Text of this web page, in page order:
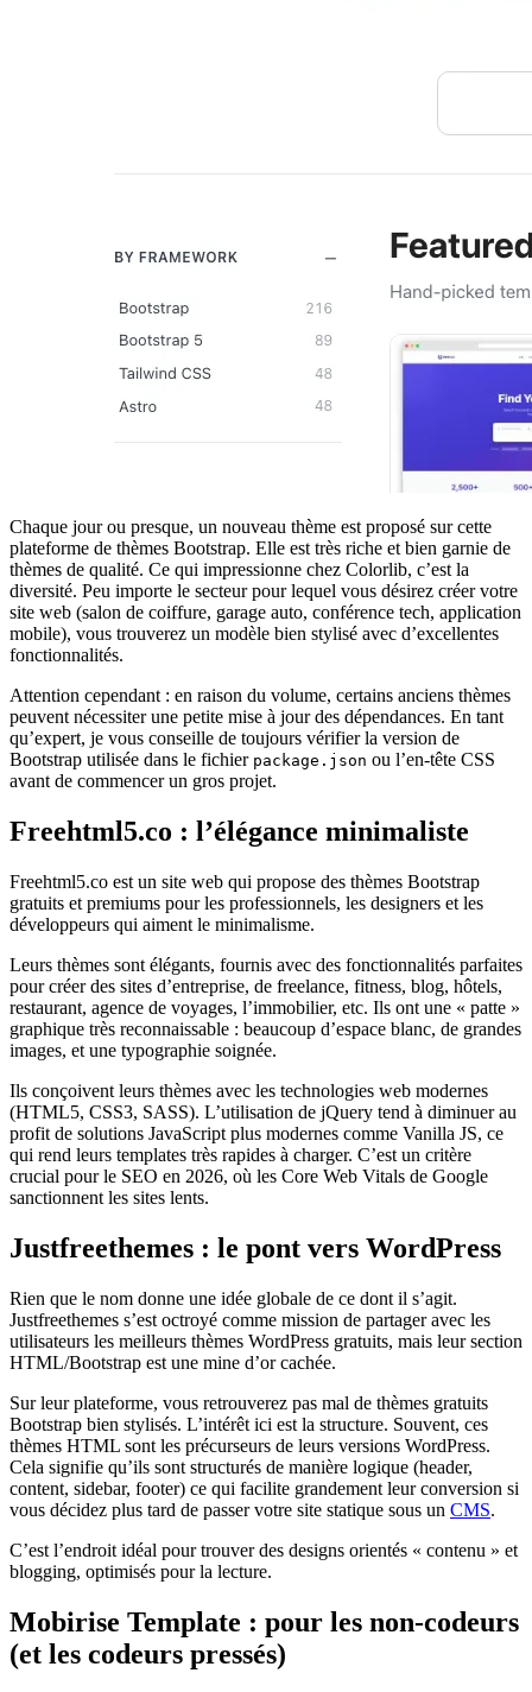
Chaque jour ou presque, un nouveau thème est proposé sur cette
plateforme de thèmes Bootstrap. Elle est très riche et bien garnie de
thèmes de qualité. Ce qui impressionne chez Colorlib, c’est la
diversité. Peu importe le secteur pour lequel vous désirez créer votre
site web (salon de coiffure, garage auto, conférence tech, application
mobile), vous trouverez un modèle bien stylisé avec d’excellentes
fonctionnalités.
Attention cependant : en raison du volume, certains anciens thèmes
peuvent nécessiter une petite mise à jour des dépendances. En tant
qu’expert, je vous conseille de toujours vérifier la version de
Bootstrap utilisée dans le fichier package.json ou l’en-tête CSS
avant de commencer un gros projet.
Freehtml5.co : l’élégance minimaliste
Freehtml5.co est un site web qui propose des thèmes Bootstrap
gratuits et premiums pour les professionnels, les designers et les
développeurs qui aiment le minimalisme.
Leurs thèmes sont élégants, fournis avec des fonctionnalités parfaites
pour créer des sites d’entreprise, de freelance, fitness, blog, hôtels,
restaurant, agence de voyages, l’immobilier, etc. Ils ont une « patte »
graphique très reconnaissable : beaucoup d’espace blanc, de grandes
images, et une typographie soignée.
Ils conçoivent leurs thèmes avec les technologies web modernes
(HTML5, CSS3, SASS). L’utilisation de jQuery tend à diminuer au
profit de solutions JavaScript plus modernes comme Vanilla JS, ce
qui rend leurs templates très rapides à charger. C’est un critère
crucial pour le SEO en 2026, où les Core Web Vitals de Google
sanctionnent les sites lents.
Justfreethemes : le pont vers WordPress
Rien que le nom donne une idée globale de ce dont il s’agit.
Justfreethemes s’est octroyé comme mission de partager avec les
utilisateurs les meilleurs thèmes WordPress gratuits, mais leur section
HTML/Bootstrap est une mine d’or cachée.
Sur leur plateforme, vous retrouverez pas mal de thèmes gratuits
Bootstrap bien stylisés. L’intérêt ici est la structure. Souvent, ces
thèmes HTML sont les précurseurs de leurs versions WordPress.
Cela signifie qu’ils sont structurés de manière logique (header,
content, sidebar, footer) ce qui facilite grandement leur conversion si
vous décidez plus tard de passer votre site statique sous un CMS.
C’est l’endroit idéal pour trouver des designs orientés « contenu » et
blogging, optimisés pour la lecture.
Mobirise Template : pour les non-codeurs
(et les codeurs pressés)